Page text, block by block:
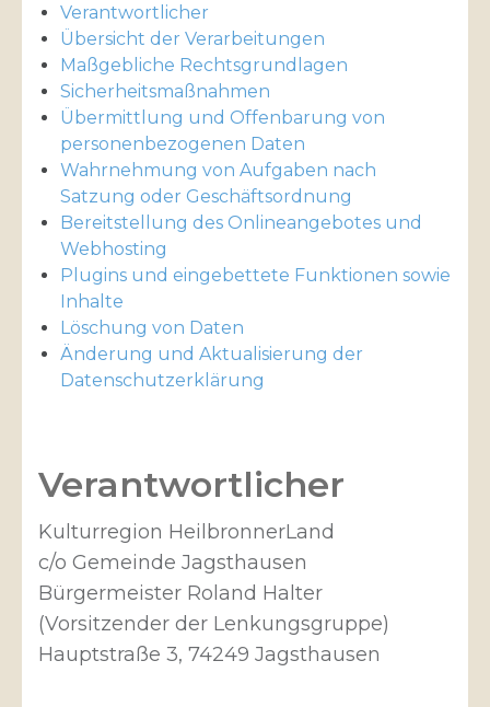
Verantwortlicher
Übersicht der Verarbeitungen
Maßgebliche Rechtsgrundlagen
Sicherheitsmaßnahmen
Übermittlung und Offenbarung von
personenbezogenen Daten
Wahrnehmung von Aufgaben nach
Satzung oder Geschäftsordnung
Bereitstellung des Onlineangebotes und
Webhosting
Plugins und eingebettete Funktionen sowie
Inhalte
Löschung von Daten
Änderung und Aktualisierung der
Datenschutzerklärung
Verantwortlicher
Kulturregion HeilbronnerLand
c/o Gemeinde Jagsthausen
Bürgermeister Roland Halter
(Vorsitzender der Lenkungsgruppe)
Hauptstraße 3, 74249 Jagsthausen